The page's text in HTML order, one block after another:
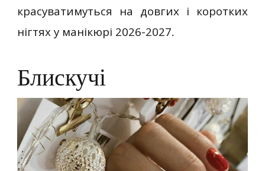
красуватимуться на довгих і коротких
нігтях у манікюрі 2026-2027.
Блискучі